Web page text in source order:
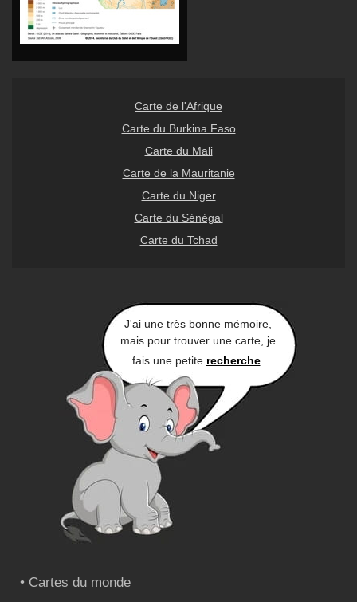
Carte de l'Afrique
Carte du Burkina Faso
Carte du Mali
Carte de la Mauritanie
Carte du Niger
Carte du Sénégal
Carte du Tchad
J'ai une très bonne mémoire,
mais pour trouver une carte, je
fais une petite recherche.
• Cartes du monde